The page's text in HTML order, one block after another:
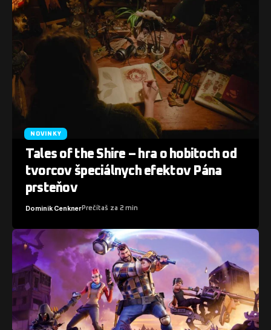
NOVINKY
Tales of the Shire – hra o hobitoch od
tvorcov špeciálnych efektov Pána
prsteňov
Dominik CenknerPrečítaš za 2 min